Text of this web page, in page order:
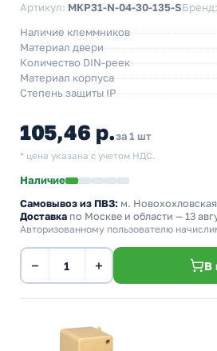
Артикул: MKP31-N-04-30-135-SБренд:
Наличие клеммников
Материал двери
Количество DIN-реек
Материал корпуса
Степень защиты IP
105,46 р.за 1 шт
* цена указана с учетом НДС.
Наличие
Самовывоз из ПВЗ: м. Новохохловская
Доставка по Москве и области — 13
Авторизованному пользователю
− + В